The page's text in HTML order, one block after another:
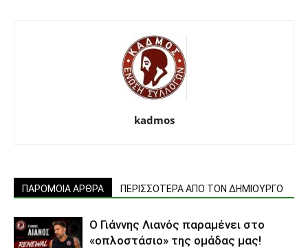
kadmos
ΠΑΡΟΜΟΙΑ ΑΡΘΡΑ ΠΕΡΙΣΣΟΤΕΡΑ ΑΠΟ ΤΟΝ ΔΗΜΙΟΥΡΓΟ
Ο Γιάννης Λιανός παραμένει στο
«οπλοστάσιο» της ομάδας μας!